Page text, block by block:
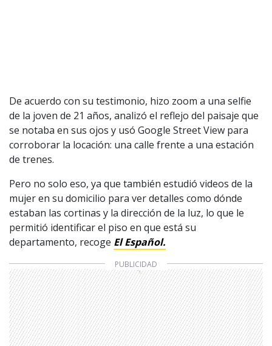
De acuerdo con su testimonio, hizo zoom a una selfie
de la joven de 21 años, analizó el reflejo del paisaje que
se notaba en sus ojos y usó Google Street View para
corroborar la locación: una calle frente a una estación
de trenes.
Pero no solo eso, ya que también estudió videos de la
mujer en su domicilio para ver detalles como dónde
estaban las cortinas y la dirección de la luz, lo que le
permitió identificar el piso en que está su
departamento, recoge El Español.